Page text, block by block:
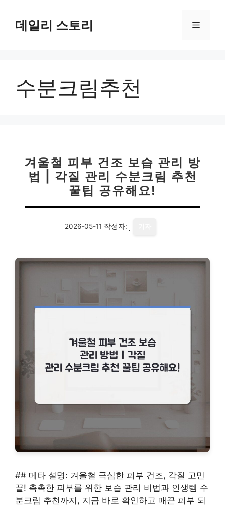
데일리 스토리 메
수분크림추천
겨울철 피부 건조 보습 관리 방
법 | 각질 관리 수분크림 추천
꿀팁 공유해요!
2026-05-11 작성자:
## 메타 설명: 겨울철 극심한 피부 건조, 각질 고민
끝! 촉촉한 피부를 위한 보습 관리 비법과 인생템 수
분크림 추천까지, 지금 바로 확인하고 매끈 피부 되